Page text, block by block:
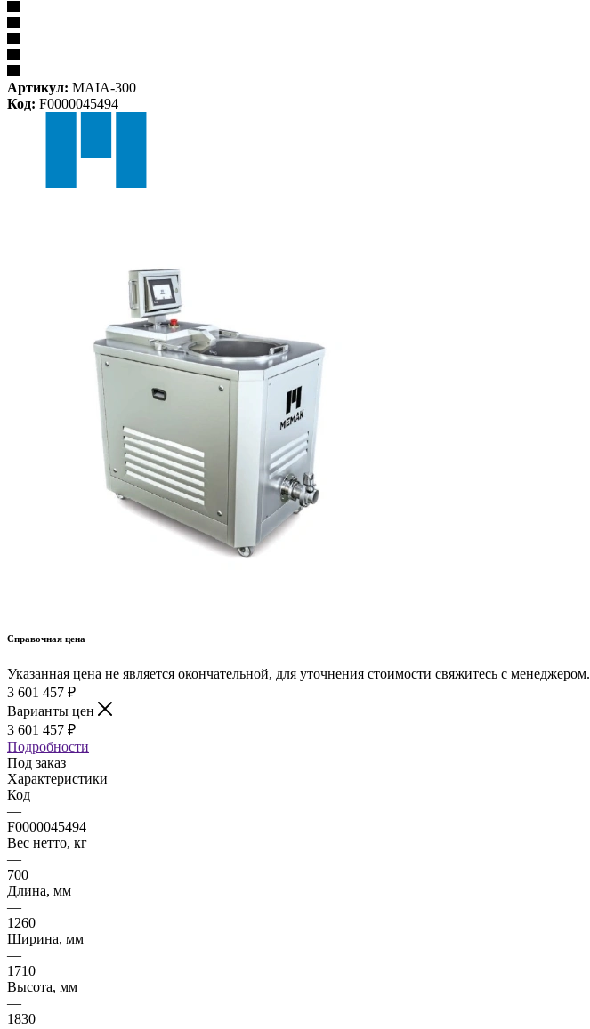
Артикул: MAIA-300
Код: F0000045494
Справочная цена
Указанная цена не является окончательной, для уточнения стоимости свяжитесь с менеджером.
3 601 457 ₽
Варианты цен
3 601 457 ₽
Подробности
Под заказ
Характеристики
Код
—
F0000045494
Вес нетто, кг
—
700
Длина, мм
—
1260
Ширина, мм
—
1710
Высота, мм
—
1830